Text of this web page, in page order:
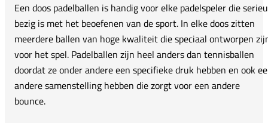
Een doos padelballen is handig voor elke padelspeler die
bezig is met het beoefenen van de sport. In elke doos zitten
meerdere ballen van hoge kwaliteit die speciaal ontworpen
voor het spel. Padelballen zijn heel anders dan tennisballen
doordat ze onder andere een specifieke druk hebben en ook
andere samenstelling hebben die zorgt voor een andere
bounce.